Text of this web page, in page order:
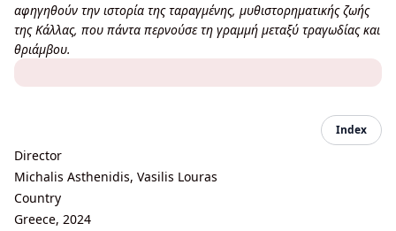
αφηγηθούν την ιστορία της ταραγμένης, μυθιστορηματικής ζωής
της Κάλλας, που πάντα περνούσε τη γραμμή μεταξύ τραγωδίας και
θριάμβου.
Index
Director
Michalis Asthenidis, Vasilis Louras
Country
Greece, 2024